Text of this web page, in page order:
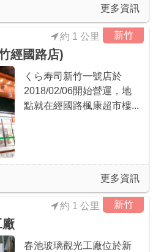
更多資訊
新竹
約 1 公里
經國路店)
くら寿司新竹一號店於
2018/02/06開始營運，地
點就在經國路楓康超市樓...
更多資訊
新竹
約 1 公里
春池玻璃觀光工廠位於新